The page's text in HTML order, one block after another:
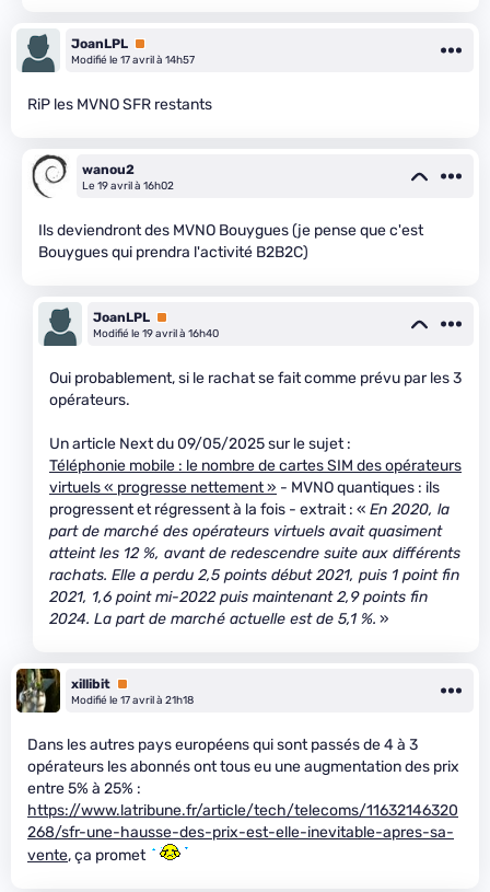
JoanLPL Premium
Modifié le 17 avril à 14h57
RiP les MVNO SFR restants
wanou2
Le 19 avril à 16h02
Ils deviendront des MVNO Bouygues (je pense que c'est
Bouygues qui prendra l'activité B2B2C)
JoanLPL Premium
Modifié le 19 avril à 16h40
Oui probablement, si le rachat se fait comme prévu par les 3
opérateurs.
Un article Next du 09/05/2025 sur le sujet :
Téléphonie mobile : le nombre de cartes SIM des opérateurs
virtuels « progresse nettement » - MVNO quantiques : ils
progressent et régressent à la fois - extrait : « En 2020, la
part de marché des opérateurs virtuels avait quasiment
atteint les 12 %, avant de redescendre suite aux différents
rachats. Elle a perdu 2,5 points début 2021, puis 1 point fin
2021, 1,6 point mi-2022 puis maintenant 2,9 points fin
2024. La part de marché actuelle est de 5,1 %. »
xillibit Premium
Modifié le 17 avril à 21h18
Dans les autres pays européens qui sont passés de 4 à 3
opérateurs les abonnés ont tous eu une augmentation des prix
entre 5% à 25% :
https://www.latribune.fr/article/tech/telecoms/11632146320
268/sfr-une-hausse-des-prix-est-elle-inevitable-apres-sa-
vente, ça promet